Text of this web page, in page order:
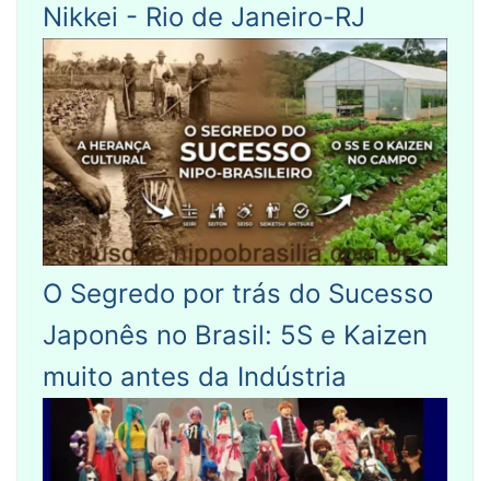
Nikkei - Rio de Janeiro-RJ
O Segredo por trás do Sucesso
Japonês no Brasil: 5S e Kaizen
muito antes da Indústria